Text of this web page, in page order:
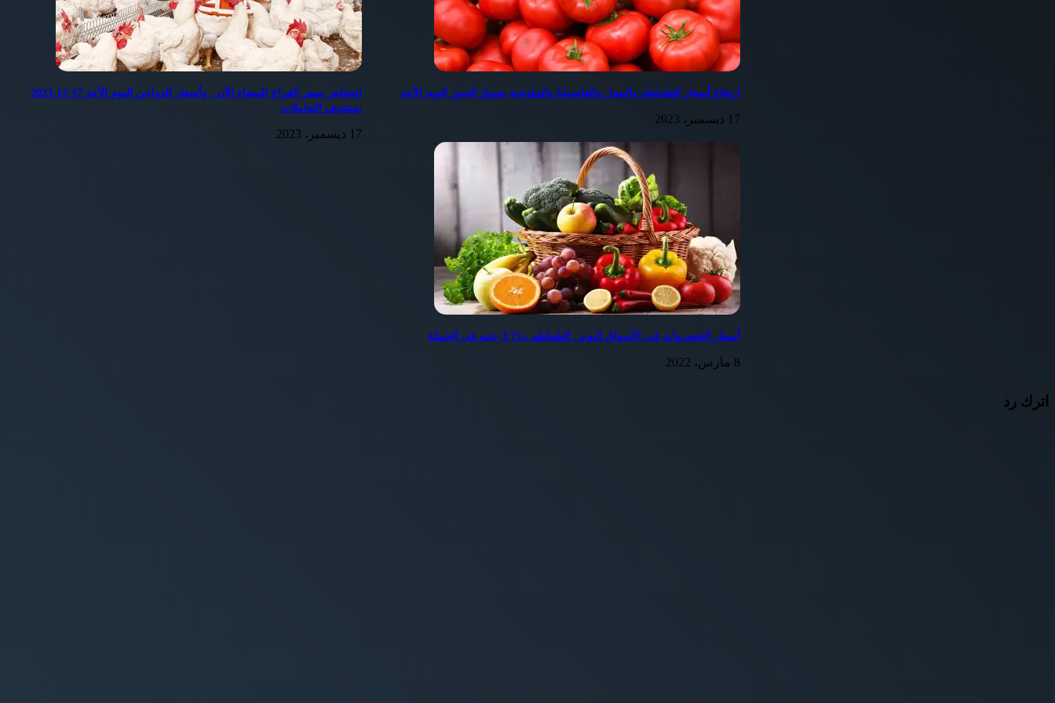
انخفاض سعر الفراخ البيضاء الآن.. وأسعار الدواجن اليوم الأحد 17-12-2023
بمنتصف التعاملات
17 ديسمبر، 2023
ارتفاع أسعار الطماطم والبصل والفاصوليا والملوخية بسوق العبور اليوم الأحد
17 ديسمبر، 2023
أسعار الخضروات فى الأسواق اليوم.. الطماطم بـ3.75 جنيه فى الجملة
8 مارس، 2022
اترك رد